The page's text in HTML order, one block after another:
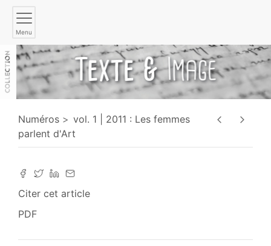
Menu
Numéros
vol. 1 | 2011 : Les femmes
parlent d'Art
Citer cet article
PDF